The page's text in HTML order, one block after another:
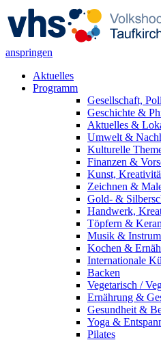
anspringen
Aktuelles
Programm
Gesellschaft,
Geschichte &
Aktuelles &
Umwelt &
Kulturelle
Finanzen &
Kunst,
Zeichnen &
Gold- &
Handwerk,
Töpfern &
Musik &
Kochen &
Internationale
Backen
Vegetarisch /
Ernährung &
Gesundheit &
Yoga &
Pilates